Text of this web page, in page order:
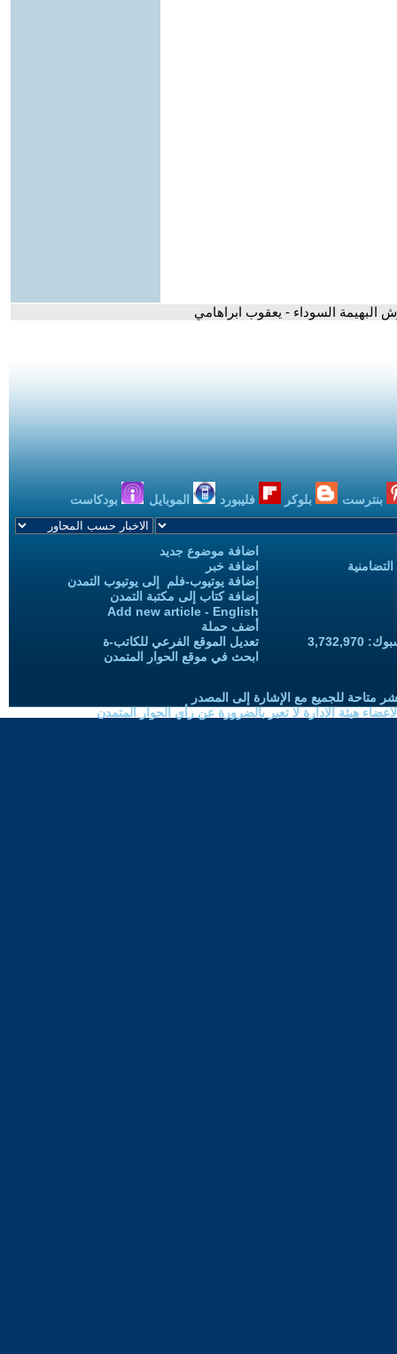
البهيمة السوداء - يعقوب ابراهامي
بنترست بلوكر فليبورد الموبايل بودكاست
اضافة موضوع جديد
اضافة خبر
إضافة يوتيوب-فلم إلى يوتيوب التمدن
إضافة كتاب إلى مكتبة التمدن
Add new article - English
أضف حملة
تعديل الموقع الفرعي للكاتب-ة
ابحث في موقع الحوار المتمدن
متاحة للجميع مع الإشارة إلى المصدر
هيئة الادارة لا تعبر بالضرورة عن رأي الحوار المتمدن